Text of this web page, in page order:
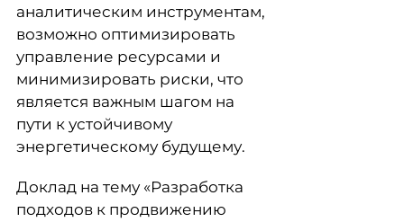
аналитическим инструментам,
возможно оптимизировать
управление ресурсами и
минимизировать риски, что
является важным шагом на
пути к устойчивому
энергетическому будущему.
Доклад на тему «Разработка
подходов к продвижению